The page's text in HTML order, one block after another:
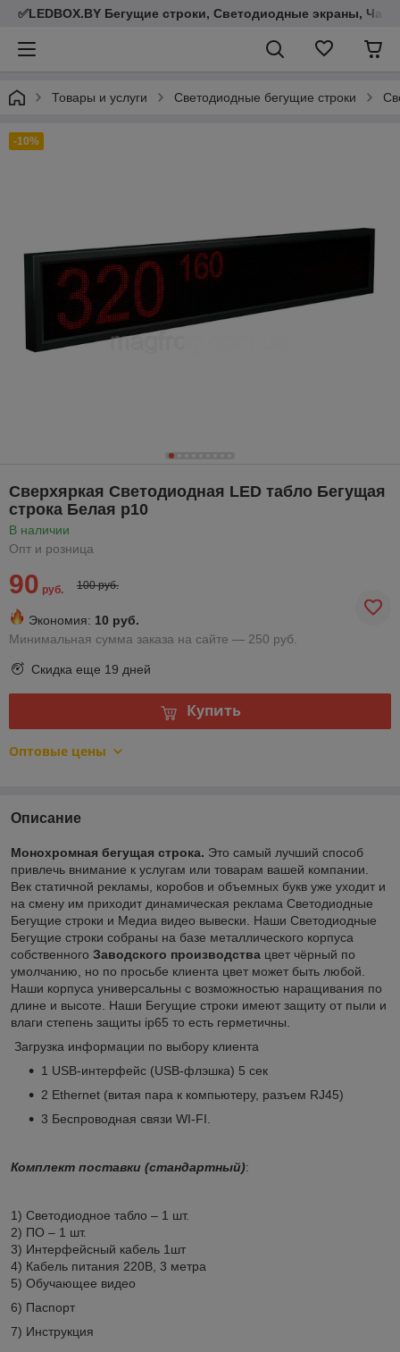
✅LEDBOX.BY Бегущие строки, Светодиодные экраны,
Товары и услуги Светодиодные бегущие строки
-10%
Сверхяркая Светодиодная LED табло Бегущая
строка Белая p10
В наличии
Опт и розница
90 руб. 100 руб.
Экономия: 10 руб.
Минимальная сумма заказа на сайте — 250 руб.
Скидка еще 19 дней
Купить
Оптовые цены
Описание
Монохромная бегущая строка. Это самый лучший способ
привлечь внимание к услугам или товарам вашей компании.
Век статичной рекламы, коробов и объемных букв уже уходит и
на смену им приходит динамическая реклама Светодиодные
Бегущие строки и Медиа видео вывески. Наши Светодиодные
Бегущие строки собраны на базе металлического корпуса
собственного Заводского производства цвет чёрный по
умолчанию, но по просьбе клиента цвет может быть любой.
Наши корпуса универсальны с возможностью наращивания по
длине и высоте. Наши Бегущие строки имеют защиту от пыли и
влаги степень защиты ip65 то есть герметичны.
Загрузка информации по выбору клиента
1 USB-интерфейс (USB-флэшка) 5 сек
2 Ethernet (витая пара к компьютеру, разъем RJ45)
3 Беспроводная связи WI-FI.
Комплект поставки (стандартный):
1) Светодиодное табло – 1 шт.
2) ПО – 1 шт.
3) Интерфейсный кабель 1шт
4) Кабель питания 220В, 3 метра
5) Обучающее видео
6) Паспорт
7) Инструкция